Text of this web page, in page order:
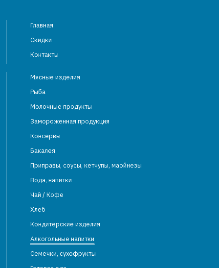
Главная
Скидки
Контакты
Мясные изделия
Рыба
Молочные продукты
Замороженная продукция
Консервы
Бакалея
Приправы, соусы, кетчупы, маойнезы
Вода, напитки
Чай / Кофе
Хлеб
Кондитерские изделия
Алкогольные напитки
Семечки, сухофрукты